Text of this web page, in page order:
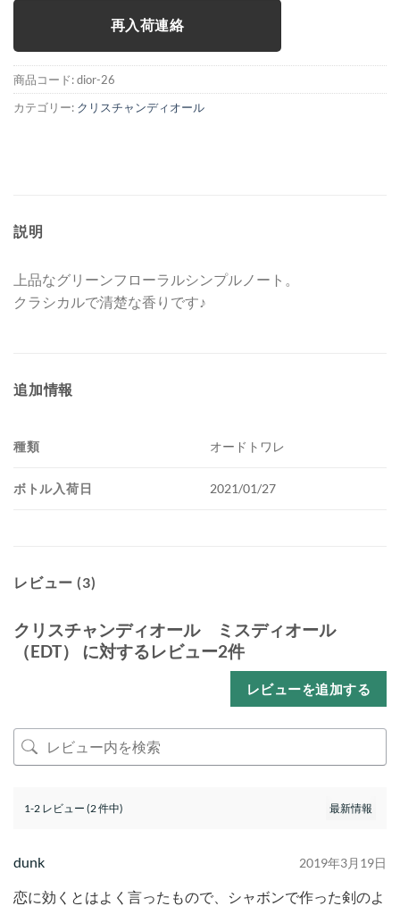
再入荷連絡
商品コード:dior-26
カテゴリー: クリスチャンディオール
説明
上品なグリーンフローラルシンプルノート。
クラシカルで清楚な香りです♪
追加情報
種類 オードトワレ
ボトル入荷日 2021/01/27
レビュー (3)
クリスチャンディオール ミスディオール
（EDT）
に対するレビュー2件
レビューを追加する
1-2 レビュー (2 件中)
dunk 2019年3月19日
恋に効くとはよく言ったもので、シャボンで作った剣のよ